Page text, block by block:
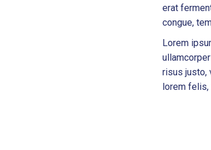
erat
congue,
Lorem
risus justo,
lorem felis,